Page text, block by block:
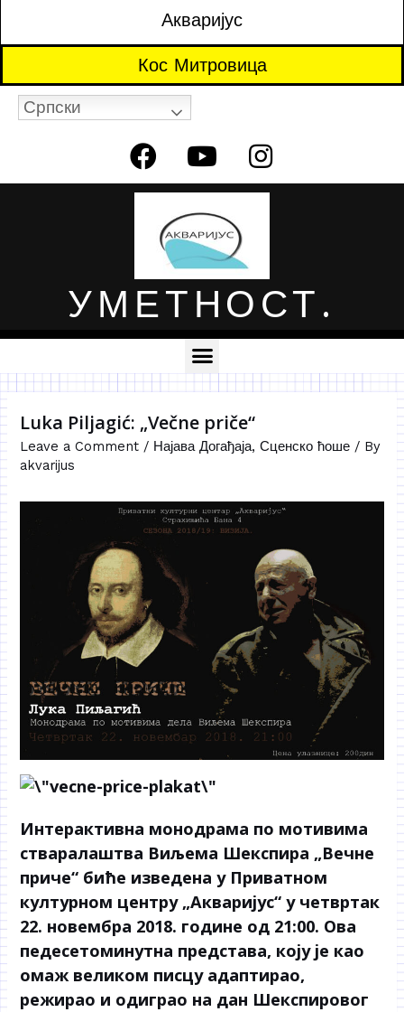
Акваријус
Кос Митровица
Српски
УМЕТНОСТ.
Luka Piljagić: „Večne priče“
Leave a Comment / Најава Догађаја,Сценско ћоше / By
akvarijus
Интерактивна монодрама по мотивима
стваралаштва Виљема Шекспира „Вечне
приче“ биће изведена у Приватном
културном центру „Акваријус“ у четвртак
22. новембра 2018. године од 21:00. Ова
педесетоминутна представа, коју је као
омаж великом писцу адаптирао,
режирао и одиграо на дан Шекспировог